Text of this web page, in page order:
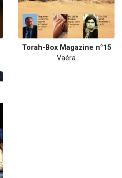
Torah-Box Magazine n°15
Vaéra